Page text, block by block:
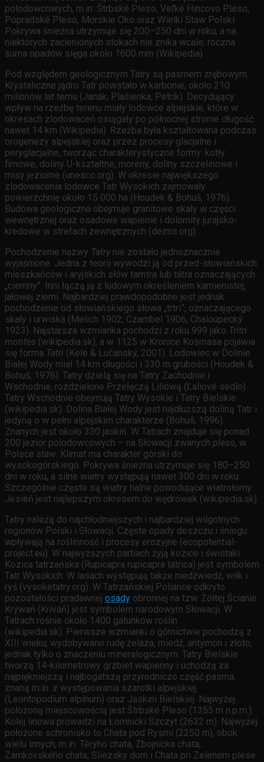
polodowcowych, m.in. Štrbské Pleso, Veľké Hincovo Pleso,
Popradské Pleso, Morskie Oko oraz Wielki Staw Polski.
Pokrywa śnieżna utrzymuje się 200–250 dni w roku, a na
niektórych zacienionych stokach nie znika wcale; roczna
suma opadów sięga około 1600 mm (Wikipedia).
Pod względem geologicznym Tatry są pasmem zrębowym.
Krystaliczne jądro Tatr powstało w karbonie, około 210
milionów lat temu (Janák, Plašienka, Petrík). Decydujący
wpływ na rzeźbę terenu miały lodowce alpejskie, które w
okresach zlodowaceń osiągały po północnej stronie długość
nawet 14 km (Wikipedia). Rzeźba była kształtowana podczas
orogenezy alpejskiej oraz przez procesy glacjalne i
peryglacjalne, tworząc charakterystyczne formy: kotły
firnowe, doliny U-kształtne, moreny, doliny szczelinowe i
misy jeziorne (unesco.org). W okresie największego
zlodowacenia lodowce Tatr Wysokich zajmowały
powierzchnię około 15 000 ha (Houdek & Bohuš, 1976).
Budowa geologiczna obejmuje granitowe skały w części
wewnętrznej oraz osadowe wapienie i dolomity jurajsko-
kredowe w strefach zewnętrznych (deims.org).
Pochodzenie nazwy Tatrynie zostało jednoznacznie
wyjaśnione. Jedna z teorii wywodzi ją od przed-słowiańskich
mieszkańców i aryjskich słów tamtra lub tâtra oznaczających
„ciemny”. Inni łączą ją z ludowym określeniem kamienistej,
jałowej ziemi. Najbardziej prawdopodobne jest jednak
pochodzenie od słowiańskiego słowa „trtri”, oznaczającego
skały i urwiska (Melich 1902; Czambel 1906; Chaloupecký
1923). Najstarsza wzmianka pochodzi z roku 999 jako Tritri
montes (wikipedia.sk), a w 1125 w Kronice Kosmasa pojawia
się forma Tatri (Kele & Lučanský, 2001). Lodowiec w Dolinie
Białej Wody miał 14 km długości i 330 m grubości (Houdek &
Bohuš, 1976). Tatry dzielą się na Tatry Zachodnie i
Wschodnie, rozdzielone Przełęczą Liliową (Ľaliové sedlo).
Tatry Wschodnie obejmują Tatry Wysokie i Tatry Bielskie
(wikipedia.sk). Dolina Białej Wody jest najdłuższą doliną Tatr i
jedyną o w pełni alpejskim charakterze (Bohuš, 1996).
Znanych jest około 330 jaskiń. W Tatrach znajduje się ponad
200 jezior polodowcowych – na Słowacji zwanych pleso, w
Polsce staw. Klimat ma charakter górski do
wysokogórskiego. Pokrywa śnieżna utrzymuje się 180–250
dni w roku, a silne wiatry występują nawet 300 dni w roku.
Szczególnie częste są wiatry halne powodujące wiatrołomy.
Jesień jest najlepszym okresem do wędrówek (wikipedia.sk).
Tatry należą do najchłodniejszych i najbardziej wilgotnych
regionów Polski i Słowacji. Częste opady deszczu i śniegu
wpływają na roślinność i procesy erozyjne (ecopotential-
project.eu). W najwyższych partiach żyją kozice i świstaki.
Kozica tatrzańska (Rupicapra rupicapra tatrica) jest symbolem
Tatr Wysokich. W lasach występują także niedźwiedź, wilk i
ryś (vysoketatry.org). W Tatrzańskiej Poliance odkryto
pozostałości pradawnej osady obronnej na tzw. Żółtej Ścianie.
Krywań (Kriváň) jest symbolem narodowym Słowacji. W
Tatrach rośnie około 1400 gatunków roślin
(wikipedia.sk). Pierwsze wzmianki o górnictwie pochodzą z
XIII wieku; wydobywano rudę żelaza, miedź, antymon i złoto,
jednak tylko o znaczeniu mineralogicznym. Tatry Bielskie
tworzą 14-kilometrowy grzbiet wapienny i uchodzą za
najpiękniejszą i najbogatszą przyrodniczo część pasma,
znaną m.in. z występowania szarotki alpejskiej
(Leontopodium alpinum) oraz Jaskini Bielskiej. Najwyżej
położoną miejscowością jest Štrbské Pleso (1355 m n.p.m.).
Kolej linowa prowadzi na Łomnicki Szczyt (2632 m). Najwyżej
położone schronisko to Chata pod Rysmi (2250 m), obok
wielu innych, m.in. Téryho chata, Zbojnícka chata,
Zamkovského chata, Sliezsky dom i Chata pri Zelenom plese.